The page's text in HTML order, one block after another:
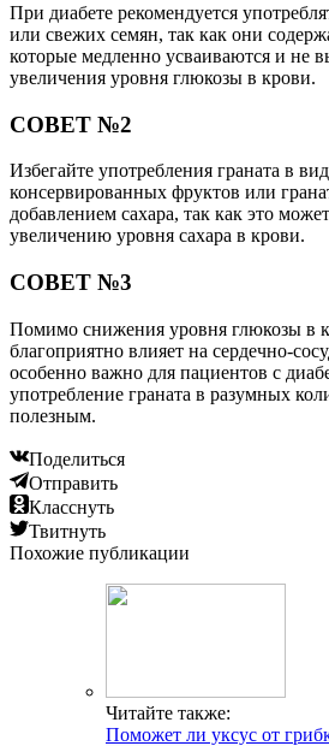
При диабете рекомендуется
или свежих семян, так как они
которые медленно усваиваются и не
увеличения уровня глюкозы в крови.
СОВЕТ №2
Избегайте употребления граната в
консервированных фруктов или
добавлением сахара, так как это
увеличению уровня сахара в крови.
СОВЕТ №3
Помимо снижения уровня глюкозы в
благоприятно влияет на сердечно-
особенно важно для пациентов с
употребление граната в разумных
полезным.
Поделиться
Отправить
Класснуть
Твитнуть
Похожие публикации
Читайте также:
Поможет ли уксус от